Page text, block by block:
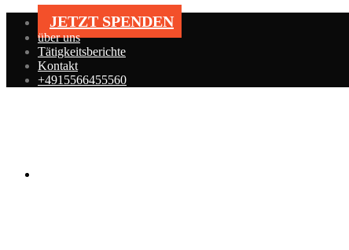
JETZT SPENDEN
über uns
Tätigkeitsberichte
Kontakt
+4915566455560